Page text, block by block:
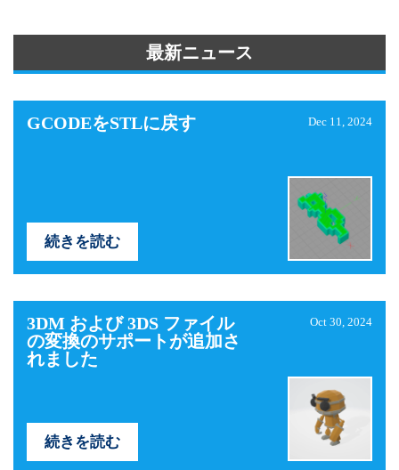
最新ニュース
GCODEをSTLに戻す Dec 11, 2024
続きを読む
3DM および 3DS ファイル
の変換のサポートが追加さ
れました
Oct 30, 2024
続きを読む